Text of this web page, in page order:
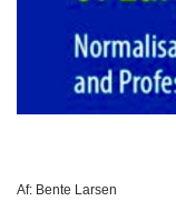
Af: Bente Larsen